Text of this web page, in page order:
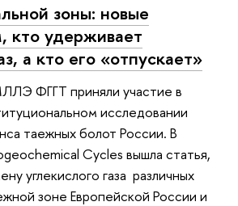
зоны: новые
кто удерживает
а кто его «отпускает»
ФГГТ приняли участие в
исследовании
таежных болот России. В
Cycles вышла статья,
углекислого газа различных
зоне Европейской России и